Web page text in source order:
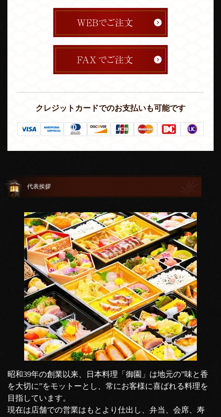
クレジットカードでのお支払いも可能です
代表挨拶
昭和39年の創業以来、日本料理「御園」は地元の”味と香
を大切に”をモットーとし、常にお客様に喜ばれる料理を
目指しています。
現在は店舗での営業はもとより仕出し、弁当、会席、寿